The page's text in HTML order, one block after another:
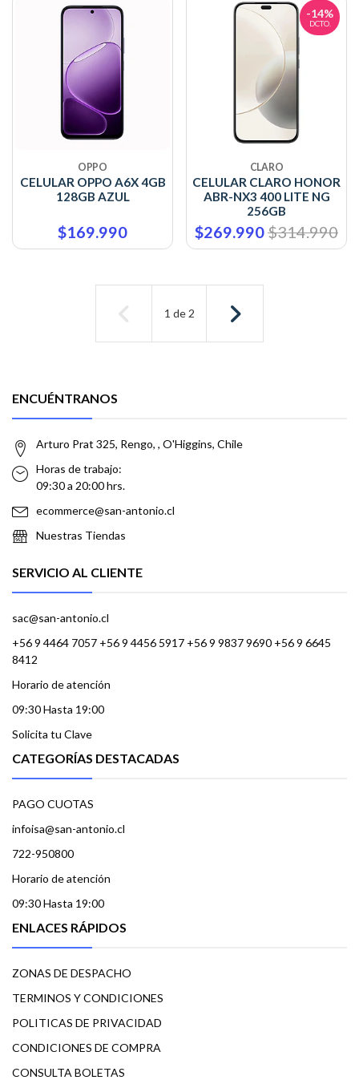
OPPO
CELULAR OPPO A6X 4GB
128GB AZUL
$169.990
-14%
DCTO.
CLARO
CELULAR CLARO HONOR
ABR-NX3 400 LITE NG
256GB
$269.990$314.990
1 de 2
ENCUÉNTRANOS
Arturo Prat 325, Rengo, , O'Higgins, Chile
Horas de trabajo:
09:30 a 20:00 hrs.
ecommerce@san-antonio.cl
Nuestras Tiendas
SERVICIO AL CLIENTE
sac@san-antonio.cl
+56 9 4464 7057 +56 9 4456 5917 +56 9 9837 9690 +56 9 6645
8412
Horario de atención
09:30 Hasta 19:00
Solicita tu Clave
CATEGORÍAS DESTACADAS
PAGO CUOTAS
infoisa@san-antonio.cl
722-950800
Horario de atención
09:30 Hasta 19:00
ENLACES RÁPIDOS
ZONAS DE DESPACHO
TERMINOS Y CONDICIONES
POLITICAS DE PRIVACIDAD
CONDICIONES DE COMPRA
CONSULTA BOLETAS